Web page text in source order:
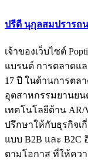
ปรีดี นุกุลสมปรารถน
เจ้าของเว็บไซต์
แบรนด์ การตลาดแ
17 ปี ในด้านการตล
อุตสาหกรรมยานยน
เทคโนโลยีด้าน
ปรึกษาให้กับธุรกิจเ
แบบ B2B และ B2C
ตามโอกาส ที่ให้คว